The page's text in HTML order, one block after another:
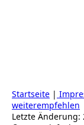
Startseite |
weiterempfehlen
Letzte Änderung: